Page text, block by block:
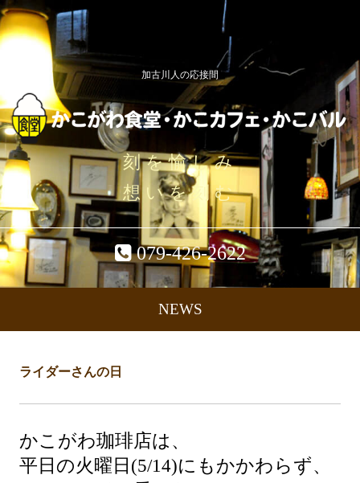
加古川人の応接間
刻を愉しみ
想いを刻む
079-426-2622
NEWS
ライダーさんの日
かこがわ珈琲店は、
平日の火曜日(5/14)にもかかわらず、